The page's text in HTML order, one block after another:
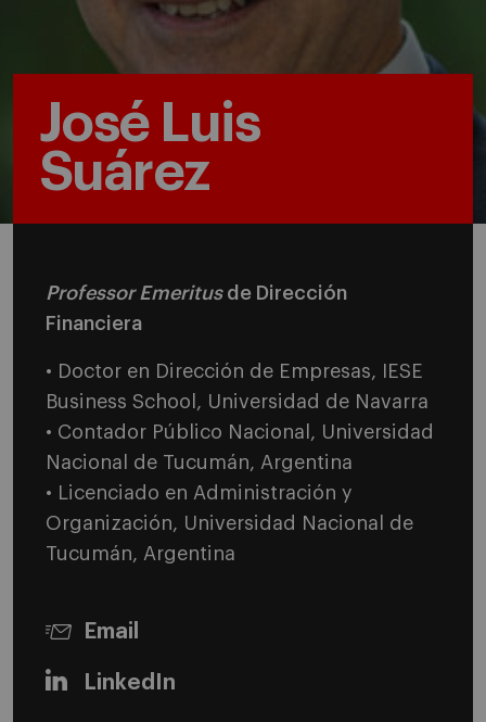
José Luis
Suárez
Professor Emeritus de Dirección
Financiera
• Doctor en Dirección de Empresas, IESE
Business School , Universidad de Navarra
• Contador Público Nacional, Universidad
Nacional de Tucumán, Argentina
• Licenciado en Administración y
Organización, Universidad Nacional de
Tucumán, Argentina
Email
LinkedIn